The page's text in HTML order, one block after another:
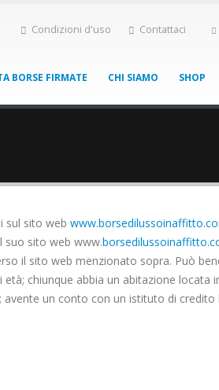
Condizioni d'uso Contattaci
BORSE FIRMATE CHI SIAMO SHOP
sul sito web
suo sito web www.
il sito web menzionato sopra. Può
chiunque abbia un abitazione locata
un conto con un istituto di